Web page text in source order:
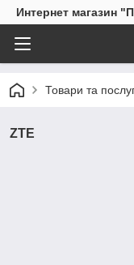
Интернет магазин
Товари та
ZTE